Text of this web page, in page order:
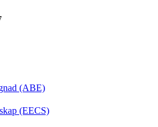
(ABE)
(EECS)